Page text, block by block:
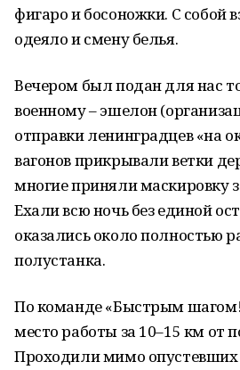
фигаро и босоножки. С собой
одеяло и смену белья.
Вечером был подан для нас
военному – эшелон
отправки ленинградцев «на
вагонов прикрывали ветки
многие приняли маскировку
Ехали всю ночь без единой
оказались около полностью
полустанка.
По команде «Быстрым
место работы за 10–15 км от
Проходили мимо опустевших